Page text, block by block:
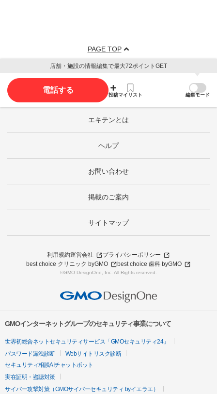
PAGE TOP
店舗・施設の情報編集で最大72ポイントGET
電話する
投稿マイリスト 編集モード
エキテンとは
ヘルプ
お問い合わせ
掲載のご案内
サイトマップ
利用規約運営会社
プライバシーポリシー
best choice クリニック byGMO
best choice 歯科 byGMO
©GMO DesignOne, Inc. All Rights reserved.
GMOインターネットグループのセキュリティ事業について
世界初総合ネットセキュリティサービス「GMOセキュリティ24」
パスワード漏洩診断
Webサイトリスク診断
セキュリティ相談AIチャットボット
実在証明・盗聴対策
サイバー攻撃対策（GMOサイバーセキュリティ byイエラエ）